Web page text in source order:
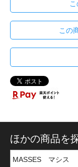
この
ほかの商品を